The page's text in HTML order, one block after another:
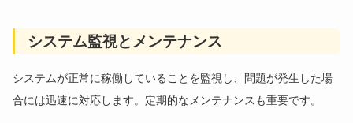
システム監視とメンテナンス
システムが正常に稼働していることを監視し、問題が発生した場
合には迅速に対応します。定期的なメンテナンスも重要です。